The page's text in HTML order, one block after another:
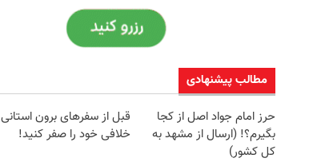
مطالب پیشنهادی
حرز امام جواد اصل از کجا
بگیرم؟! (ارسال از مشهد به
کل کشور)
قبل از سفرهای برون استانی
خلافی خود را صفر کنید!